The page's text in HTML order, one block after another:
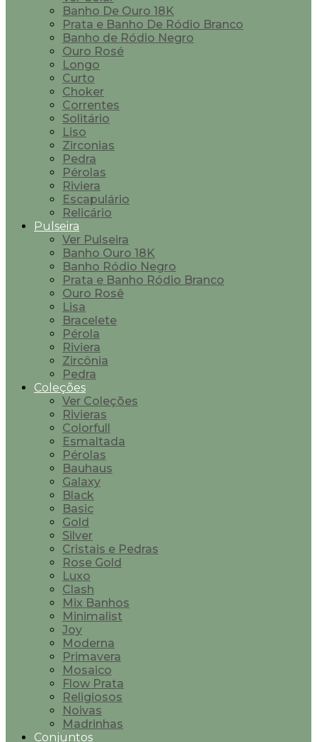
Banho De Ouro 18K
Prata e Banho De Ródio Branco
Banho de Ródio Negro
Ouro Rosé
Longo
Curto
Choker
Correntes
Solitário
Liso
Zirconias
Pedra
Pérolas
Riviera
Escapulário
Relicário
Pulseira
Ver Pulseira
Banho Ouro 18K
Banho Ródio Negro
Prata e Banho Ródio Branco
Ouro Rosê
Lisa
Bracelete
Pérola
Riviera
Zircônia
Pedra
Coleções
Ver Coleções
Rivieras
Colorfull
Esmaltada
Pérolas
Bauhaus
Galaxy
Black
Basic
Gold
Silver
Cristais e Pedras
Rose Gold
Luxo
Clash
Mix Banhos
Minimalist
Joy
Moderna
Primavera
Mosaico
Flow Prata
Religiosos
Noivas
Madrinhas
Conjuntos